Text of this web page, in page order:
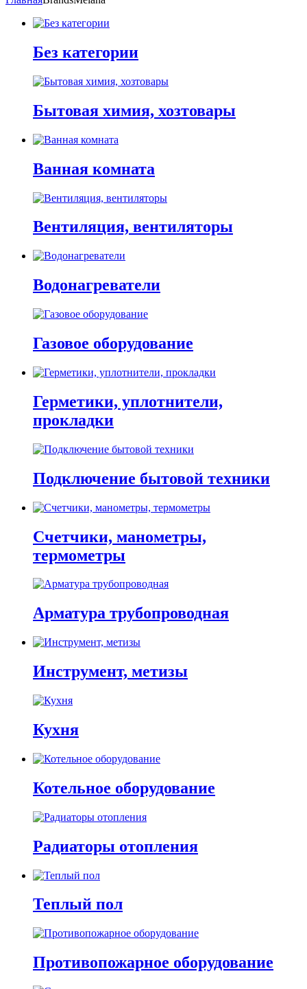
Без категории
Бытовая химия, хозтовары
Ванная комната
Вентиляция, вентиляторы
Водонагреватели
Газовое оборудование
Герметики, уплотнители,
прокладки
Подключение бытовой техники
Счетчики, манометры,
термометры
Арматура трубопроводная
Инструмент, метизы
Кухня
Котельное оборудование
Радиаторы отопления
Теплый пол
Противопожарное оборудование